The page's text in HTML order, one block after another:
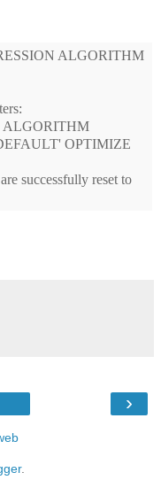
ALGORITHM
ALGORITHM
OPTIMIZE
successfully reset to
›
.